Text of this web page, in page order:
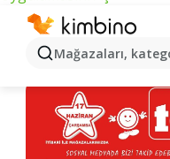
Mağazaları,